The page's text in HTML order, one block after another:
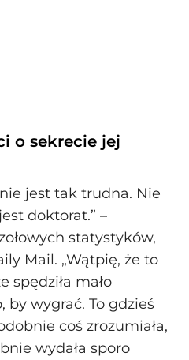
o sekrecie jej
jest tak trudna. Nie
doktorat.” –
statystyków,
Mail. „Wątpię, że to
spędziła mało
by wygrać. To gdzieś
coś zrozumiała,
wydała sporo